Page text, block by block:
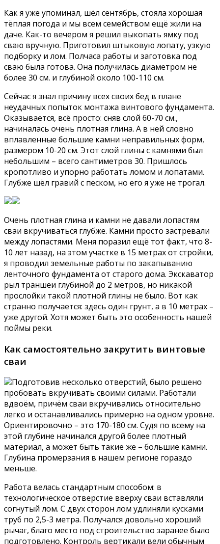
Как я уже упоминал, шёл сентябрь, стояла хорошая
тёплая погода и мы всем семейством ещё жили на
даче. Как-то вечером я решил выкопать ямку под
сваю вручную. Приготовил штыковую лопату, узкую
подборку и лом. Полчаса работы и заготовка под
сваю была готова. Она получилась диаметром не
более 30 см. и глубиной около 100-110 см.
Сейчас я знал причину всех своих бед в плане
неудачных попыток монтажа винтового фундамента.
Оказывается, всё просто: сняв слой 60-70 см.,
начиналась очень плотная глина. А в ней словно
вплавленные большие камни неправильных форм,
размером 10-20 см. Этот слой глины с камнями был
небольшим – всего сантиметров 30. Пришлось
кропотливо и упорно работать ломом и лопатами.
Глубже шёл гравий с песком, но его я уже не трогал.
Очень плотная глина и камни не давали лопастям
сваи вкручиваться глубже. Камни просто застревали
между лопастями. Меня поразил ещё тот факт, что 8-
10 лет назад, на этом участке в 15 метрах от стройки,
я проводил земельные работы по закапыванию
ленточного фундамента от старого дома. Экскаватор
рыл траншеи глубиной до 2 метров, но никакой
прослойки такой плотной глины не было. Вот как
странно получается: здесь один грунт, а в 10 метрах –
уже другой. Хотя может быть это особенность нашей
поймы реки.
Как самостоятельно закрутить винтовые
сваи
Подготовив несколько отверстий, было решено
пробовать вкручивать своими силами. Работали
вдвоём, причём сваи вкручивались относительно
легко и останавливались примерно на одном уровне.
Ориентировочно – это 170-180 см. Судя по всему на
этой глубине начинался другой более плотный
материал, а может быть такие же – большие камни.
Глубина промерзания в нашем регионе гораздо
меньше.
Работа велась стандартным способом: в
технологическое отверстие вверху сваи вставляли
согнутый лом. С двух сторон лом удлиняли кусками
труб по 2,5-3 метра. Получался довольно хороший
рычаг, благо место под строительство заранее было
подготовлено. Контроль вертикали вели обычным